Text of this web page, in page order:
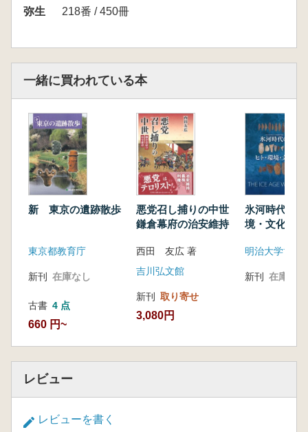
弥生
218番 / 450冊
一緒に買われている本
新 東京の遺跡散歩
東京都教育庁
新刊 在庫なし
古書 4 点
660 円~
悪党召し捕りの中世
鎌倉幕府の治安維持
西田 友広 著
吉川弘文館
新刊 取り寄せ
3,080円
氷河時代の
境・文化
明治大学博物
新刊 在庫なし
レビュー
レビューを書く